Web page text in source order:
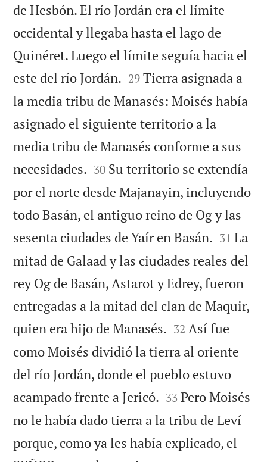
de Hesbón. El río Jordán era el límite
occidental y llegaba hasta el lago de
Quinéret. Luego el límite seguía hacia el
este del río Jordán. 

29 Tierra asignada a
la media tribu de Manasés: Moisés había
asignado el siguiente territorio a la
media tribu de Manasés conforme a sus
necesidades. 

30 Su territorio se extendía
por el norte desde Majanayin, incluyendo
todo Basán, el antiguo reino de Og y las
sesenta ciudades de Yaír en Basán. 

31 La
mitad de Galaad y las ciudades reales del
rey Og de Basán, Astarot y Edrey, fueron
entregadas a la mitad del clan de Maquir,
quien era hijo de Manasés. 

32 Así fue
como Moisés dividió la tierra al oriente
del río Jordán, donde el pueblo estuvo
acampado frente a Jericó. 

33 Pero Moisés
no le había dado tierra a la tribu de Leví
porque, como ya les había explicado, el